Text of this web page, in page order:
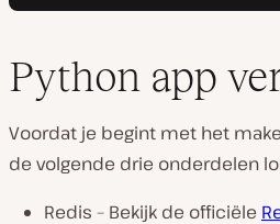
Python app
Voordat je begint met het
de volgende drie onderdelen
Redis – Bekijk de officiële